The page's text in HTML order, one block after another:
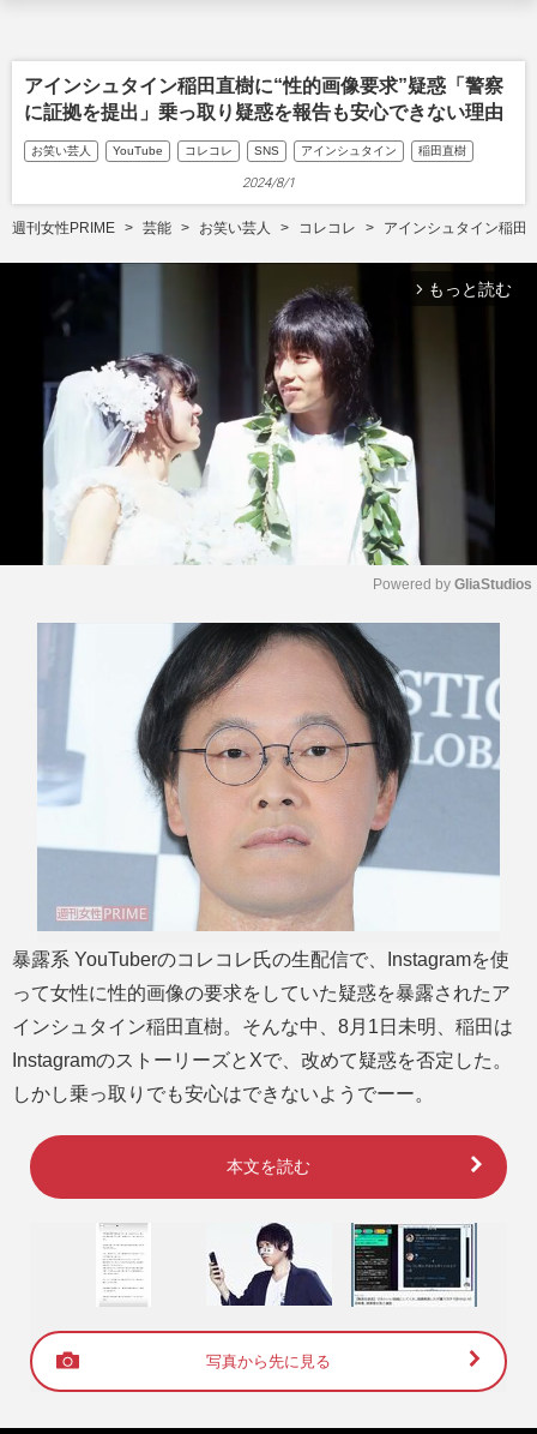
アインシュタイン稲田直樹に“性的画像要求”疑惑「警察
に証拠を提出」乗っ取り疑惑を報告も安心できない理由
お笑い芸人 YouTube コレコレ SNS アインシュタイン 稲田直樹
2024/8/1
週刊女性PRIME 芸能 お笑い芸人 コレコレ アインシュタイン稲田
arrow_forward_ios もっと読む
t
e
Powered by GliaStudios
暴露系 YouTuberのコレコレ氏の生配信で、Instagramを使
って女性に性的画像の要求をしていた疑惑を暴露されたア
インシュタイン稲田直樹。そんな中、8月1日未明、稲田は
InstagramのストーリーズとXで、改めて疑惑を否定した。
しかし乗っ取りでも安心はできないようでーー。
本文を読む
写真から先に見る